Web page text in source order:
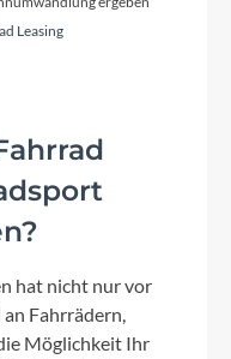
Leasing
hat nicht nur vor
Fahrrädern,
Möglichkeit Ihr